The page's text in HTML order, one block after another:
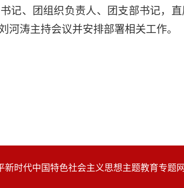
记、团组织负责人、团支部书记，
河涛主持会议并安排部署相关工作。
时代中国特色社会主义思想主题教育专题网